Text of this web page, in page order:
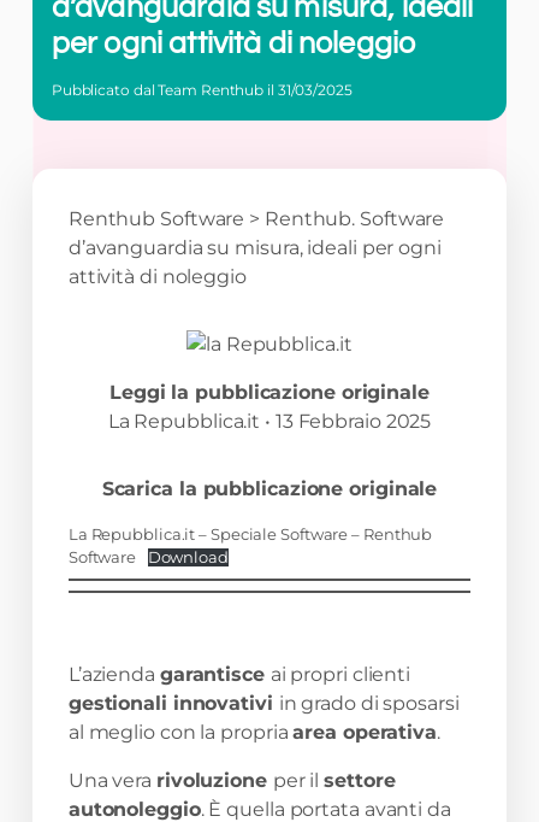
d’avanguardia su misura, ideali
per ogni attività di noleggio
Pubblicato dal Team Renthub il 31/03/2025
Renthub Software > Renthub. Software
d’avanguardia su misura, ideali per ogni
attività di noleggio
Leggi la pubblicazione originale
La Repubblica.it • 13 Febbraio 2025
Scarica la pubblicazione originale
La Repubblica.it – Speciale Software – Renthub
Software
Download
L’azienda garantisce ai propri clienti
gestionali innovativi in grado di sposarsi
al meglio con la propriaarea operativa.
Una vera rivoluzione per ilsettore
autonoleggio. È quella portata avanti da